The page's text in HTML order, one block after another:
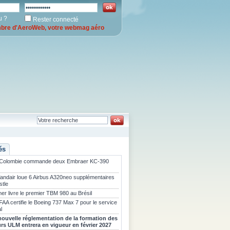
?
Rester connecté
d'AeroWeb, votre webmag aéro
commande deux Embraer KC-390
loue 6 Airbus A320neo supplémentaires
livre le premier TBM 980 au Brésil
certifie le Boeing 737 Max 7 pour le service
réglementation de la formation des
ULM entrera en vigueur en février 2027